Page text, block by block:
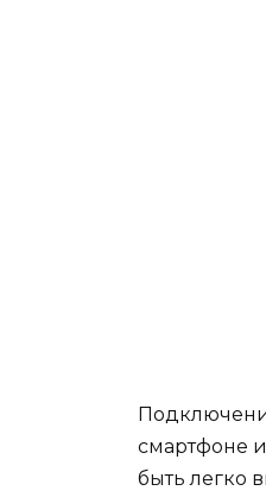
смартфоне
быть легко